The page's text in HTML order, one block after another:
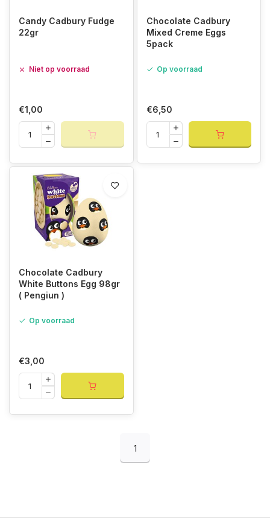
Candy Cadbury Fudge
22gr
Niet op voorraad
€1,00
Chocolate Cadbury
Mixed Creme Eggs
5pack
Op voorraad
€6,50
Chocolate Cadbury
White Buttons Egg 98gr
( Pengiun )
Op voorraad
€3,00
1